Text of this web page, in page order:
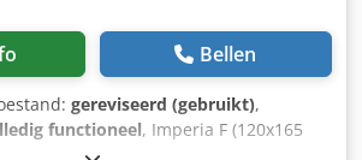
Bellen
gereviseerd (gebruikt),
functioneel, Imperia F (120x165
Nieuwe CE-